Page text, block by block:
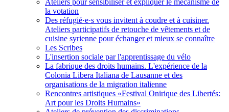
la votation
Des réfugié·e·s vous invitent à coudre et à cuisiner.
Ateliers participatifs de retouche de vêtements et de
cuisine syrienne pour échanger et mieux se connaître
Les Scribes
L'insertion sociale par l'apprentissage du vélo
La fabrique des droits humains. L'expérience de la
Colonia Libera Italiana de Lausanne et des
organisations de la migration italienne
Rencontres artistiques «Festival Onirique des Libertés:
Art pour les Droits Humains»